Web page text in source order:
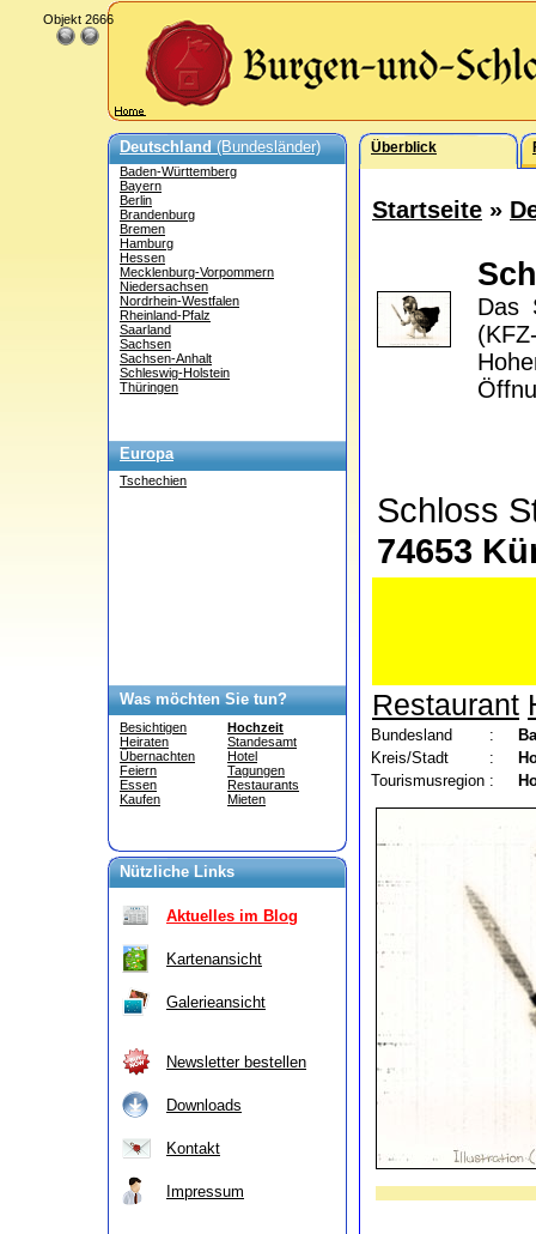
Deutschland(Bundesländer)
Baden-Württemberg
Bayern
Berlin
Brandenburg
Bremen
Hamburg
Hessen
Mecklenburg-Vorpommern
Niedersachsen
Nordrhein-Westfalen
Rheinland-Pfalz
Saarland
Sachsen
Sachsen-Anhalt
Schleswig-Holstein
Thüringen
Europa
Tschechien
Was möchten Sie tun?
Besichtigen
Heiraten
Übernachten
Feiern
Essen
Kaufen
Hochzeit
Standesamt
Hotel
Tagungen
Restaurants
Mieten
Nützliche Links
Aktuelles im Blog
Kartenansicht
Galerieansicht
Newsletter bestellen
Downloads
Kontakt
Impressum
Überblick
Startseite »
Das
Schloss
74653
Restaurant
Bundesland :
Kreis/Stadt
:
Tourismusregion :
Objekt 2666